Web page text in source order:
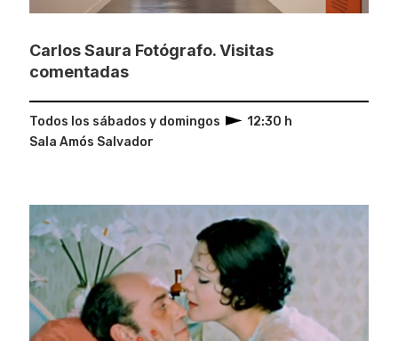
Carlos Saura Fotógrafo. Visitas
comentadas
Todos los sábados y domingos
12:30 h
Sala Amós Salvador